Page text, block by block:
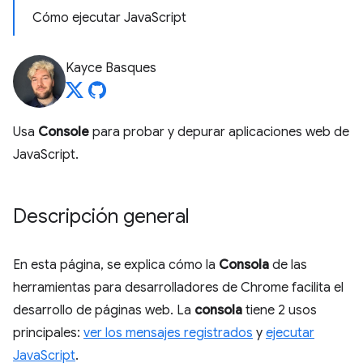
Cómo ejecutar JavaScript
Kayce Basques
Usa Console para probar y depurar aplicaciones web de
JavaScript.
Descripción general
En esta página, se explica cómo la Consola de las
herramientas para desarrolladores de Chrome facilita el
desarrollo de páginas web. La consola tiene 2 usos
principales: ver los mensajes registrados y ejecutar
JavaScript.